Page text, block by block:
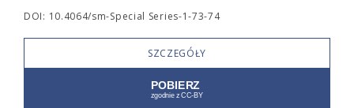
DOI: 10.4064/sm-Special Series-1-73-74
SZCZEGÓŁY